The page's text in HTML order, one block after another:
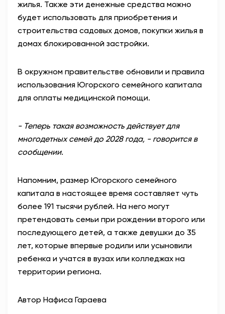
жилья. Также эти денежные средства можно
будет использовать для приобретения и
строительства садовых домов, покупки жилья в
домах блокированной застройки.
В окружном правительстве обновили и правила
использования Югорского семейного капитала
для оплаты медицинской помощи.
- Теперь такая возможность действует для
многодетных семей до 2028 года, - говорится в
сообщении.
Напомним, размер Югорского семейного
капитала в настоящее время составляет чуть
более 191 тысячи рублей. На него могут
претендовать семьи при рождении второго или
последующего детей, а также девушки до 35
лет, которые впервые родили или усыновили
ребенка и учатся в вузах или колледжах на
территории региона.
Автор Нафиса Гараева